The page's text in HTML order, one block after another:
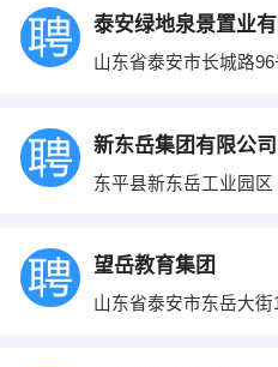
山东省泰安市长城路
新东岳集团有限公司
东平县新东岳工业园区
望岳教育集团
山东省泰安市东岳大